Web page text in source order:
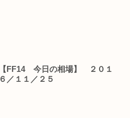
【FF14 今日の相場】 ２０１
６／１１／２５